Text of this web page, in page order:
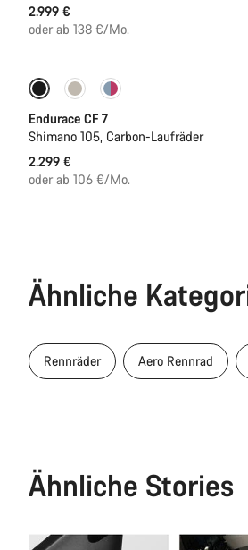
2.999 €
oder ab 138 €/Mo.
Bald verfügbar
Endurace CF 7
Shimano 105, Carbon-Laufräder
2.299 €
oder ab 106 €/Mo.
Ähnliche
Rennräder Aero Rennrad
Ähnliche Stories